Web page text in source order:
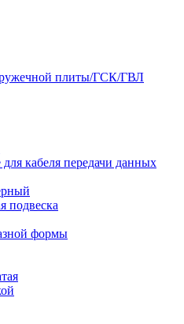
плиты/ГСК/ГВЛ
кабеля передачи данных
подвеска
формы